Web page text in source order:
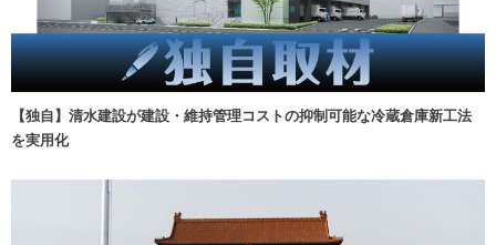
【独自】清水建設が建設・維持管理コストの抑制可能な冷蔵倉庫新工法
を実用化